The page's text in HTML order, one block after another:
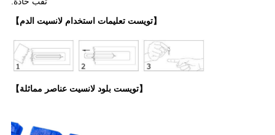
【تويست تعليمات استخدام لانسيت الدم】
【تويست بلود لانسيت عناصر مماثلة】